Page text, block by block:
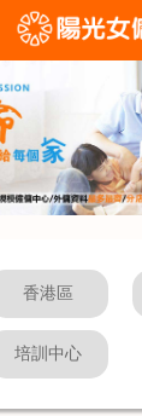
香港區
培訓中心